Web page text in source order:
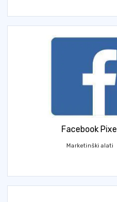
Facebook Pixel
Marketinški alati